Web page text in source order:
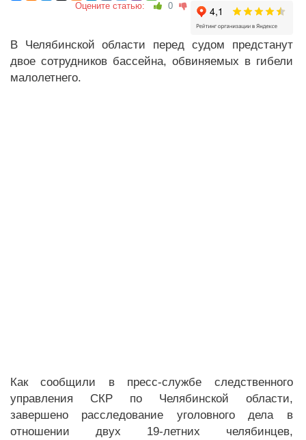
Оцените статью: 0
В Челябинской области перед судом предстанут
двое сотрудников бассейна, обвиняемых в гибели
малолетнего.
Как сообщили в пресс-службе следственного
управления СКР по Челябинской области,
завершено расследование уголовного дела в
отношении двух 19-летних челябинцев,